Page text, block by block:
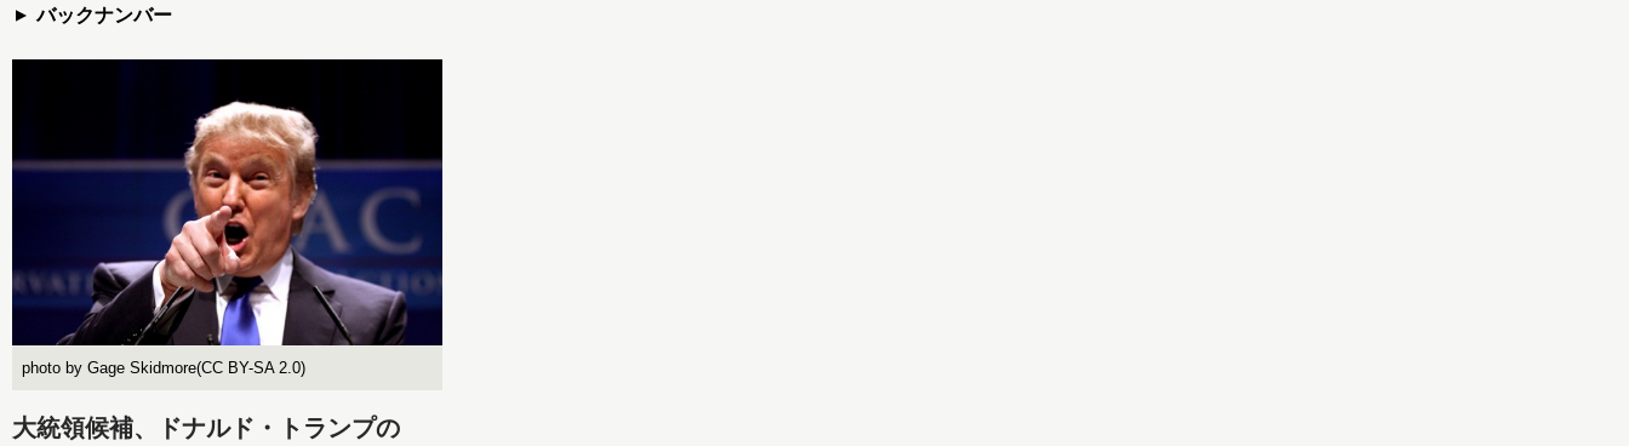
バックナンバー
photo by Gage Skidmore(CC BY-SA 2.0)
大統領候補、ドナルド・トランプの